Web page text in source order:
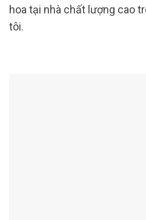
hoa tại nhà chất lượng cao
tôi.